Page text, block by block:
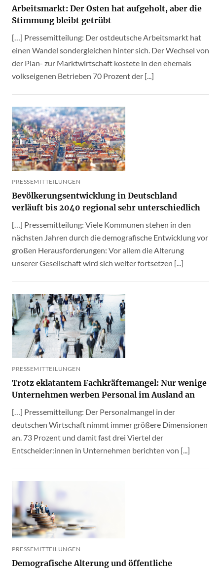
Arbeitsmarkt: Der Osten hat aufgeholt, aber die
Stimmung bleibt getrübt
[…] Pressemitteilung: Der ostdeutsche Arbeitsmarkt hat
einen Wandel sondergleichen hinter sich. Der Wechsel von
der Plan- zur Marktwirtschaft kostete in den ehemals
volkseigenen Betrieben 70 Prozent der [...]
PRESSEMITTEILUNGEN
Bevölkerungsentwicklung in Deutschland
verläuft bis 2040 regional sehr unterschiedlich
[…] Pressemitteilung: Viele Kommunen stehen in den
nächsten Jahren durch die demografische Entwicklung vor
großen Herausforderungen: Vor allem die Alterung
unserer Gesellschaft wird sich weiter fortsetzen [...]
PRESSEMITTEILUNGEN
Trotz eklatantem Fachkräftemangel: Nur wenige
Unternehmen werben Personal im Ausland an
[…] Pressemitteilung: Der Personalmangel in der
deutschen Wirtschaft nimmt immer größere Dimensionen
an. 73 Prozent und damit fast drei Viertel der
Entscheider:innen in Unternehmen berichten von [...]
PRESSEMITTEILUNGEN
Demografische Alterung und öffentliche